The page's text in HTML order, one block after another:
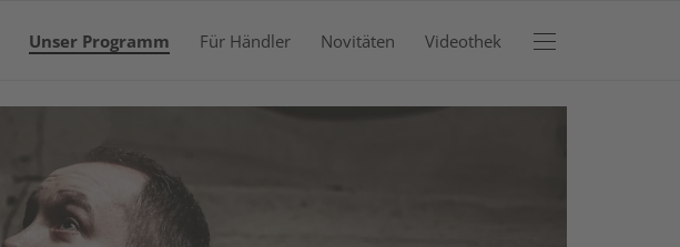
Unser Programm Für Händler Novitäten Videothek